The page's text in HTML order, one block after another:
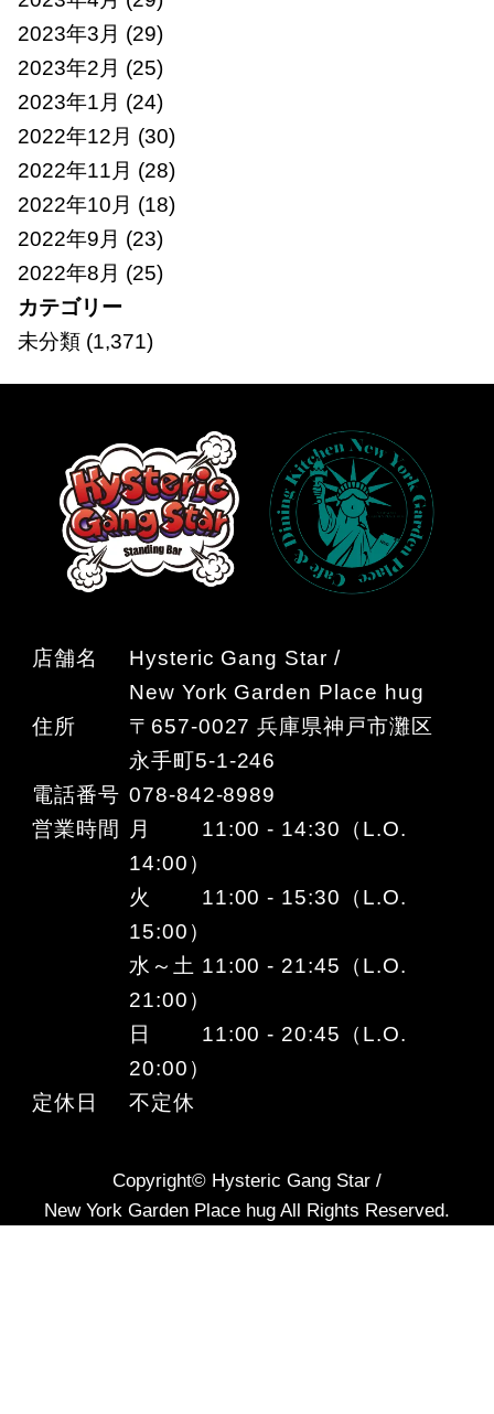
2023年3月 (29)
2023年2月 (25)
2023年1月 (24)
2022年12月 (30)
2022年11月 (28)
2022年10月 (18)
2022年9月 (23)
2022年8月 (25)
カテゴリー
未分類(1,371)
店舗名
Hysteric Gang Star /
New York Garden Place hug
住所
〒657-0027 兵庫県神戸市灘区
永手町5-1-246
電話番号 078-842-8989
営業時間
月 11:00 - 14:30（L.O.
14:00）
火 11:00 - 15:30（L.O.
15:00）
水～土 11:00 - 21:45（L.O.
21:00）
日 11:00 - 20:45（L.O.
20:00）
定休日
不定休
Copyright© Hysteric Gang Star /
New York Garden Place hug All Rights Reserved.